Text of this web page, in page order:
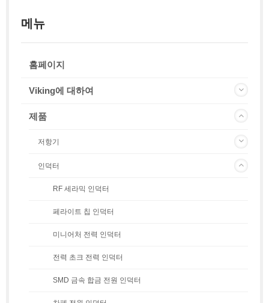
메뉴
홈페이지
Viking에 대하여
제품
저항기
인덕터
RF 세라믹 인덕터
페라이트 칩 인덕터
미니어처 전력 인덕터
전력 초크 전력 인덕터
SMD 금속 합금 전원 인덕터